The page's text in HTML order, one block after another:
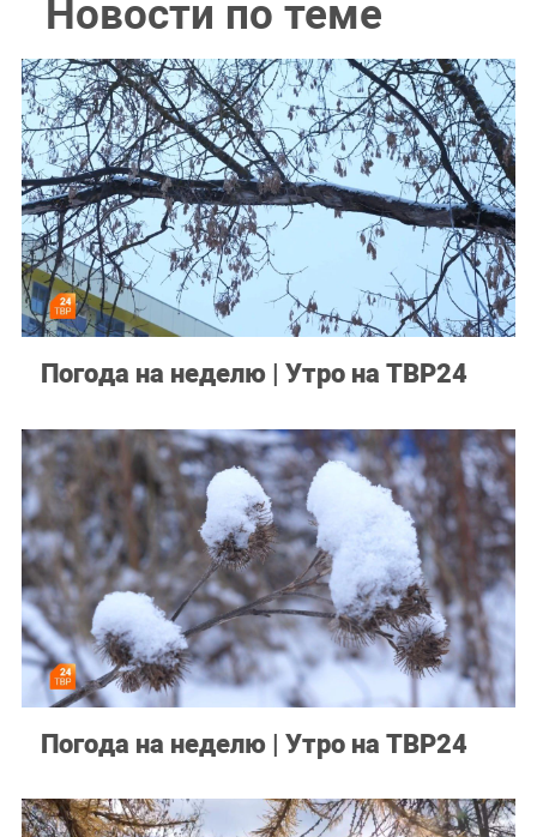
Новости по теме
Погода на неделю | Утро на ТВР24
Погода на неделю | Утро на ТВР24